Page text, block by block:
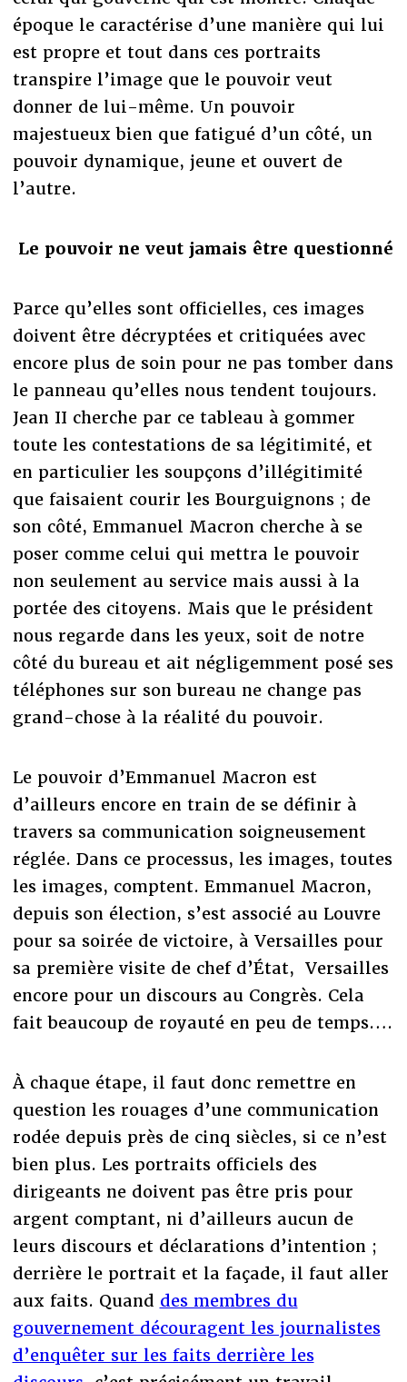
époque le caractérise d’une manière qui lui
est propre et tout dans ces portraits
transpire l’image que le pouvoir veut
donner de lui-même. Un pouvoir
majestueux bien que fatigué d’un côté, un
pouvoir dynamique, jeune et ouvert de
l’autre.
Le pouvoir ne veut jamais être questionné
Parce qu’elles sont officielles, ces images
doivent être décryptées et critiquées avec
encore plus de soin pour ne pas tomber dans
le panneau qu’elles nous tendent toujours.
Jean II cherche par ce tableau à gommer
toute les contestations de sa légitimité, et
en particulier les soupçons d’illégitimité
que faisaient courir les Bourguignons ; de
son côté, Emmanuel Macron cherche à se
poser comme celui qui mettra le pouvoir
non seulement au service mais aussi à la
portée des citoyens. Mais que le président
nous regarde dans les yeux, soit de notre
côté du bureau et ait négligemment posé ses
téléphones sur son bureau ne change pas
grand-chose à la réalité du pouvoir.
Le pouvoir d’Emmanuel Macron est
d’ailleurs encore en train de se définir à
travers sa communication soigneusement
réglée. Dans ce processus, les images, toutes
les images, comptent. Emmanuel Macron,
depuis son élection, s’est associé au Louvre
pour sa soirée de victoire, à Versailles pour
sa première visite de chef d’État, Versailles
encore pour un discours au Congrès. Cela
fait beaucoup de royauté en peu de temps….
À chaque étape, il faut donc remettre en
question les rouages d’une communication
rodée depuis près de cinq siècles, si ce n’est
bien plus. Les portraits officiels des
dirigeants ne doivent pas être pris pour
argent comptant, ni d’ailleurs aucun de
leurs discours et déclarations d’intention ;
derrière le portrait et la façade, il faut aller
aux faits. Quand des membres du
gouvernement découragent les journalistes
d’enquêter sur les faits derrière les